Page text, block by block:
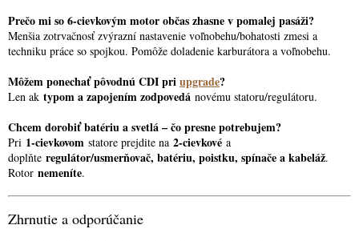
Prečo mi so 6-cievkovým motor občas zhasne v pomalej pasáži?
Menšia zotrvačnosť zvýrazní nastavenie voľnobehu/bohatosti zmesi a
techniku práce so spojkou. Pomôže doladenie karburátora a voľnobehu.
Môžem ponechať pôvodnú CDI priupgrade?
Len ak typom a zapojením zodpovedá novému statoru/regulátoru.
Chcem dorobiť batériu a svetlá – čo presne potrebujem?
Pri 1-cievkovom statore prejdite na 2-cievkové a
doplňte regulátor/usmerňovač, batériu, poistku, spínače a kabeláž.
Rotor nemeníte.
Zhrnutie a odporúčanie